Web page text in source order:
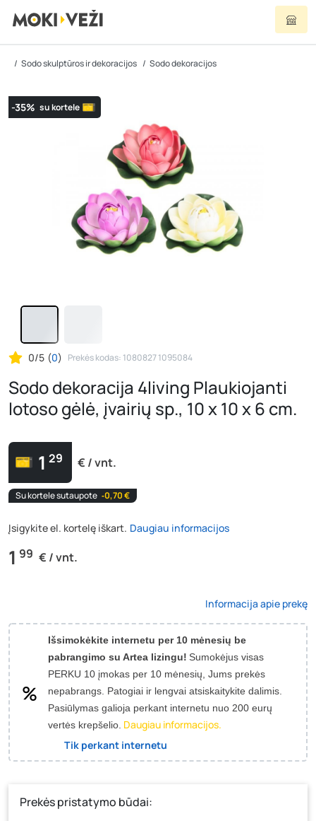
Sodo skulptūros ir dekoracijos Sodo dekoracijos
-35% su kortele
0/5 (0) Prekės kodas: 1080827 1095084
Sodo dekoracija 4living Plaukiojanti
lotoso gėlė, įvairių sp., 10 x 10 x 6 cm.
1 29 € / vnt.
Su kortele sutaupote ‐0,70 €
Įsigykite el. kortelę iškart. Daugiau informacijos
1 99 € / vnt.
Informacija apie prekę
Išsimokėkite internetu per 10 mėnesių be
pabrangimo su Artea lizingu! Sumokėjus visas
PERKU 10 įmokas per 10 mėnesių, Jums prekės
nepabrangs. Patogiai ir lengvai atsiskaitykite dalimis.
Pasiūlymas galioja perkant internetu nuo 200 eurų
vertės krepšelio. Daugiau informacijos.
Tik perkant internetu
Prekės pristatymo būdai: